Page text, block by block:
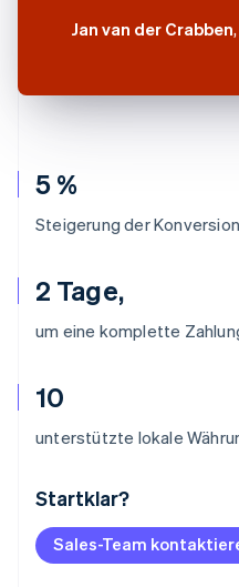
5 %
Steigerung der
2 Tage,
um eine komplette
10
unterstützte lokale
Startklar?
Sales-Team
Jan van der Crabben
Australien
Belgien
NederlandsFrançais